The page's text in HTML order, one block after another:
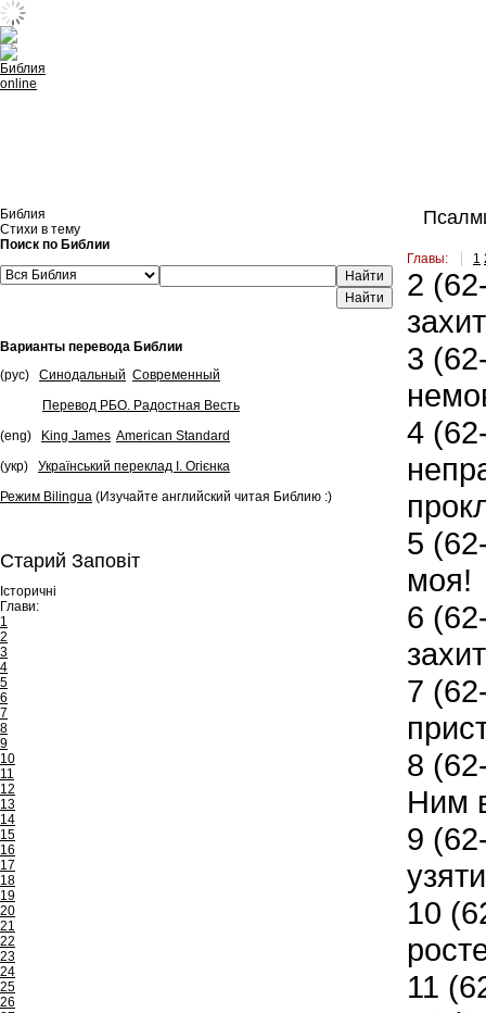
Библия
Стихи в тему
Поиск по Библии
Найти
Варианты перевода Библии
(рус)
Синодальный Современный
Перевод РБО. Радостная Весть
(eng)
King James American Standard
(укр)
Український переклад І. Огієнка
Режим Bilingua (Изучайте английский читая Библию :)
Старий Заповіт
Історичні
Глави:
1
2
3
4
5
6
7
8
9
10
11
12
13
14
15
16
17
18
19
20
21
22
23
24
25
26
Главы: 1
2
3
4
5
моя!
6
7
8
Ним
9
10
11